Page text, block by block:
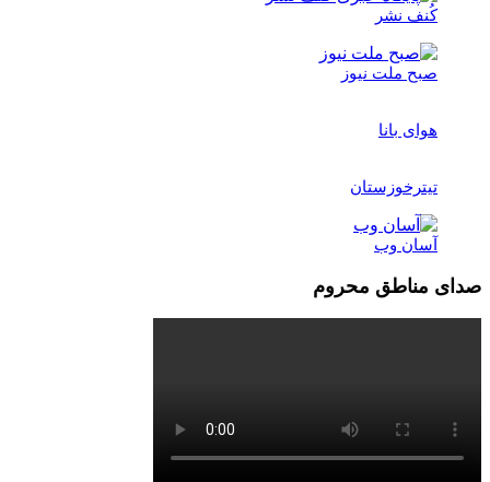
کُنف نشر
صبح ملت نیوز
هوای بانا
تیترخوزستان
آسان وب
صدای مناطق محروم